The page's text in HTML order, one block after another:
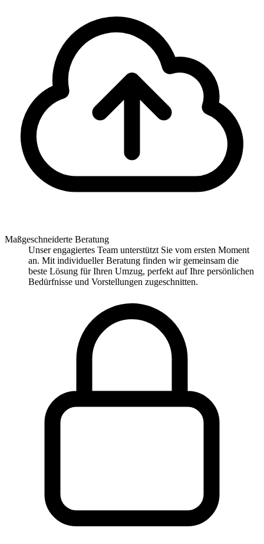
Maßgeschneiderte Beratung
Unser engagiertes Team unterstützt Sie vom ersten Moment
an. Mit individueller Beratung finden wir gemeinsam die
beste Lösung für Ihren Umzug, perfekt auf Ihre persönlichen
Bedürfnisse und Vorstellungen zugeschnitten.